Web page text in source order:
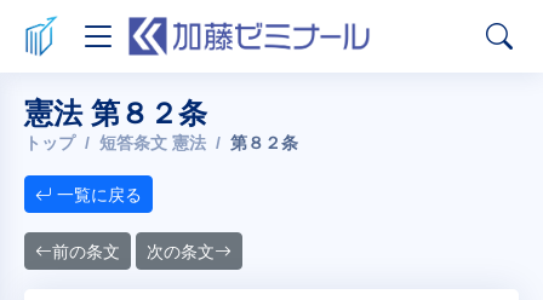
憲法 第８２条
トップ 短答条文 憲法 第８２条
一覧に戻る
前の条文 次の条文